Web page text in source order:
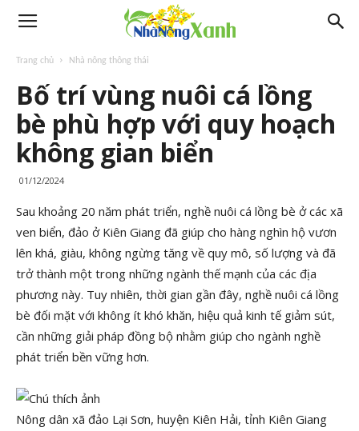
Trang chủ Nhà nông thông thái
Bố trí vùng nuôi cá lồng
bè phù hợp với quy hoạch
không gian biển
01/12/2024
Sau khoảng 20 năm phát triển, nghề nuôi cá lồng bè ở các xã
ven biển, đảo ở Kiên Giang đã giúp cho hàng nghìn hộ vươn
lên khá, giàu, không ngừng tăng về quy mô, số lượng và đã
trở thành một trong những ngành thế mạnh của các địa
phương này. Tuy nhiên, thời gian gần đây, nghề nuôi cá lồng
bè đối mặt với không ít khó khăn, hiệu quả kinh tế giảm sút,
cần những giải pháp đồng bộ nhằm giúp cho ngành nghề
phát triển bền vững hơn.
Nông dân xã đảo Lại Sơn, huyện Kiên Hải, tỉnh Kiên Giang